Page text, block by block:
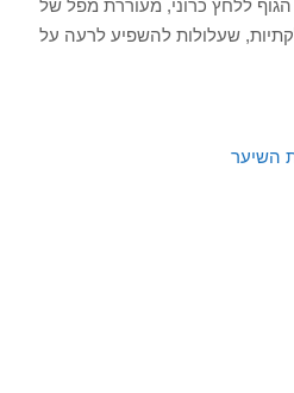
ללחץ כרוני, מעוררת מפל של
שעלולות להשפיע לרעה על